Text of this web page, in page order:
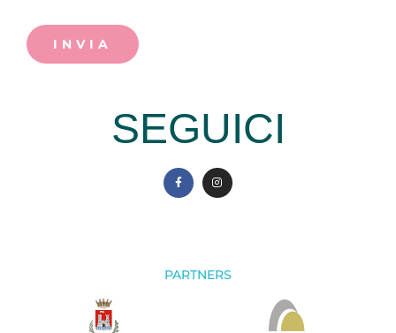
INVIA
SEGUICI
PARTNERS